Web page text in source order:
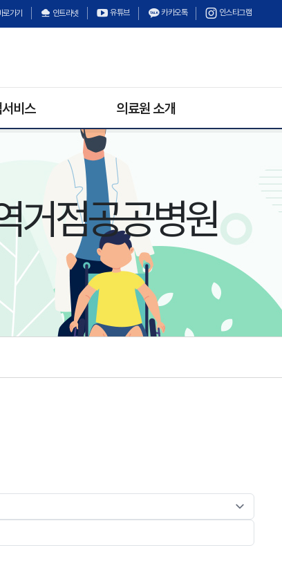
가기 인트라넷 유튜브 카카오톡 인스타그램
비스
계약
정보공개
안내
의 소리
충처리안내
합시다
권리장전
현황
의료원 소개
안전보건경영방침
의료원 연혁
기구 및 조직
거점공공병원